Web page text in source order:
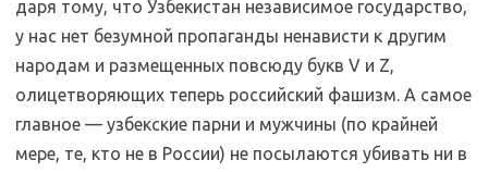
даря тому, что Узбекистан независимое государство,
у нас нет безумной пропаганды ненависти к другим
народам и размещенных повсюду букв V и Z,
олицетворяющих теперь российский фашизм. А самое
главное — узбекские парни и мужчины (по крайней
мере, те, кто не в России) не посылаются убивать ни в